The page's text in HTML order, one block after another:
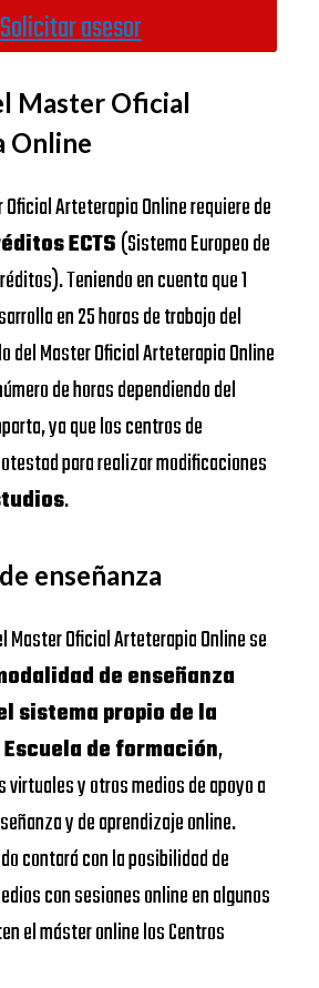
Solicitar asesor
Master Oficial
Online
Arteterapia Online requiere de
ECTS(Sistema Europeo de
Teniendo en cuenta que 1
en 25 horas de trabajo del
del Master Oficial Arteterapia Online
de horas dependiendo del
ya que los centros de
para realizar modificaciones
.
enseñanza
Master Oficial Arteterapia Online se
de enseñanza
sistema propio de la
de formación,
y otros medios de apoyo a
y de aprendizaje online.
contará con la posibilidad de
con sesiones online en algunos
el máster online los Centros